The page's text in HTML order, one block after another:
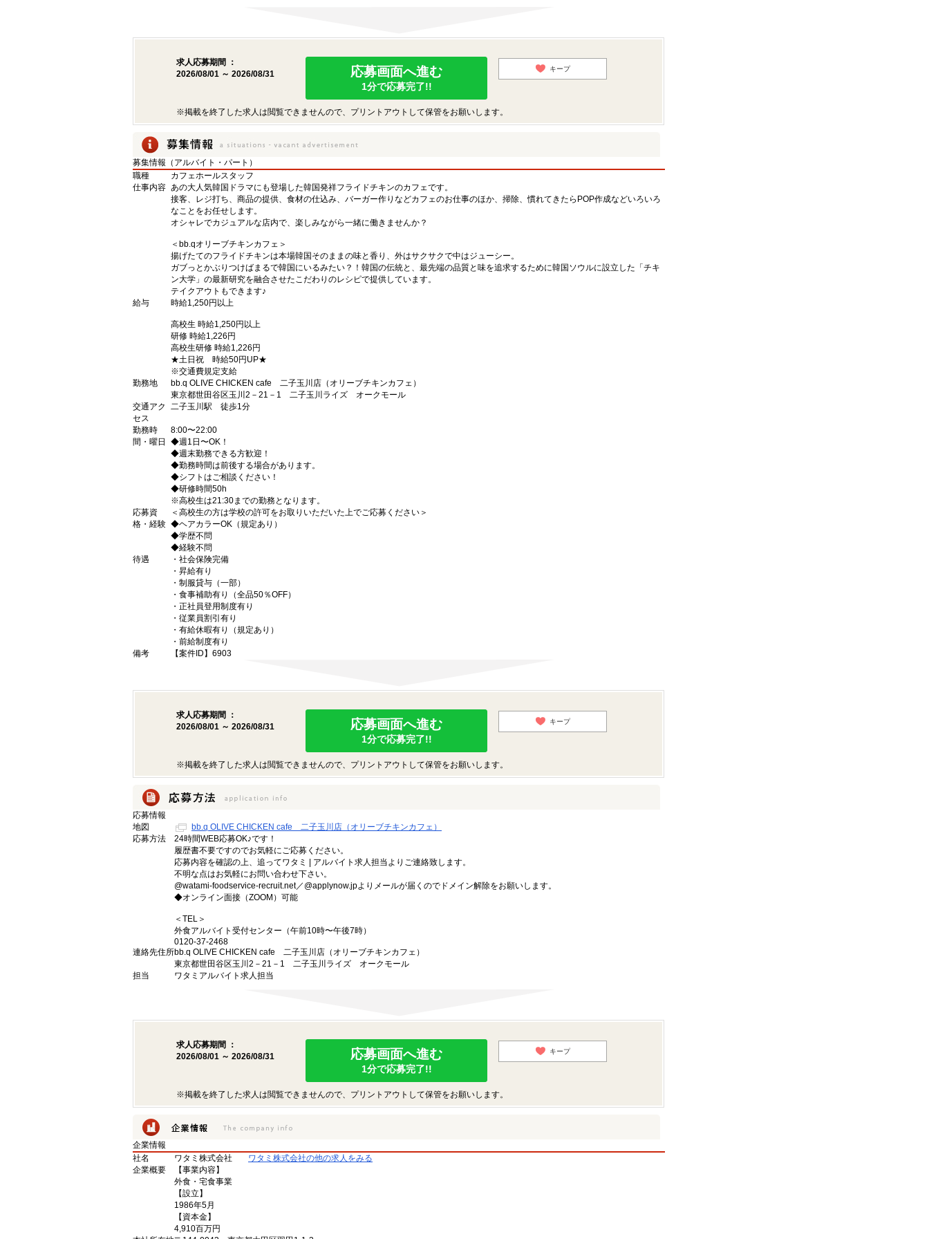
求人応募期間 ：
2026/08/01 ～ 2026/08/31
応募画面へ進む
1分で応募完了!!
キープ
※掲載を終了した求人は閲覧できませんので、プリントアウトして保管をお願いします。
募集情報（アルバイト・パート）
職種
カフェホールスタッフ
仕事内容 あの大人気韓国ドラマにも登場した韓国発祥フライドチキンのカフェです。
接客、レジ打ち、商品の提供、食材の仕込み、バーガー作りなどカフェのお仕事のほか、掃除、慣れてきたらPOP作成などいろいろ
なことをお任せします。
オシャレでカジュアルな店内で、楽しみながら一緒に働きませんか？
＜bb.qオリーブチキンカフェ＞
揚げたてのフライドチキンは本場韓国そのままの味と香り、外はサクサクで中はジューシー。
ガブっとかぶりつけばまるで韓国にいるみたい？！韓国の伝統と、最先端の品質と味を追求するために韓国ソウルに設立した「チキ
ン大学」の最新研究を融合させたこだわりのレシピで提供しています。
テイクアウトもできます♪
給与
時給1,250円以上
高校生 時給1,250円以上
研修 時給1,226円
高校生研修 時給1,226円
★土日祝 時給50円UP★
※交通費規定支給
勤務地
bb.q OLIVE CHICKEN cafe 二子玉川店（オリーブチキンカフェ）
東京都世田谷区玉川2－21－1 二子玉川ライズ オークモール
交通アク
セス
二子玉川駅 徒歩1分
勤務時
間・曜日
8:00〜22:00
◆週1日〜OK！
◆週末勤務できる方歓迎！
◆勤務時間は前後する場合があります。
◆シフトはご相談ください！
◆研修時間50h
※高校生は21:30までの勤務となります。
応募資
格・経験
＜高校生の方は学校の許可をお取りいただいた上でご応募ください＞
◆ヘアカラーOK（規定あり）
◆学歴不問
◆経験不問
待遇
・社会保険完備
・昇給有り
・制服貸与（一部）
・食事補助有り（全品50％OFF）
・正社員登用制度有り
・従業員割引有り
・有給休暇有り（規定あり）
・前給制度有り
備考
【案件ID】6903
求人応募期間 ：
2026/08/01 ～ 2026/08/31
応募画面へ進む
1分で応募完了!!
キープ
※掲載を終了した求人は閲覧できませんので、プリントアウトして保管をお願いします。
応募情報
地図
bb.q OLIVE CHICKEN cafe 二子玉川店（オリーブチキンカフェ）
応募方法
24時間WEB応募OK♪です！
履歴書不要ですのでお気軽にご応募ください。
応募内容を確認の上、追ってワタミ | アルバイト求人担当よりご連絡致します。
不明な点はお気軽にお問い合わせ下さい。
@watami-foodservice-recruit.net／@applynow.jpよりメールが届くのでドメイン解除をお願いします。
◆オンライン面接（ZOOM）可能
＜TEL＞
外食アルバイト受付センター（午前10時〜午後7時）
0120-37-2468
連絡先住所bb.q OLIVE CHICKEN cafe 二子玉川店（オリーブチキンカフェ）
東京都世田谷区玉川2－21－1 二子玉川ライズ オークモール
担当
ワタミアルバイト求人担当
求人応募期間 ：
2026/08/01 ～ 2026/08/31
応募画面へ進む
1分で応募完了!!
キープ
※掲載を終了した求人は閲覧できませんので、プリントアウトして保管をお願いします。
企業情報
社名
ワタミ株式会社
ワタミ株式会社の他の求人をみる
企業概要
【事業内容】
外食・宅食事業
【設立】
1986年5月
【資本金】
4,910百万円